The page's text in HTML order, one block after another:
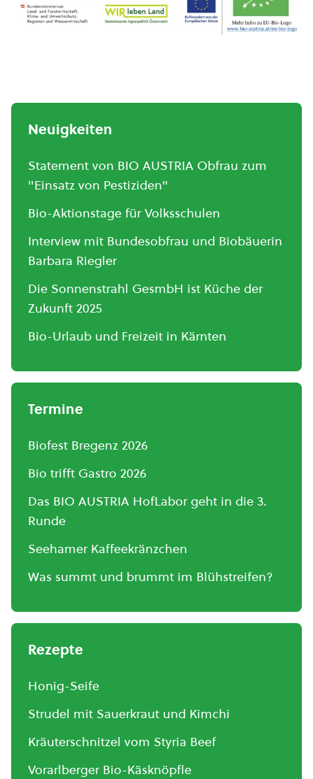
Neuigkeiten
Statement von BIO AUSTRIA Obfrau zum
"Einsatz von Pestiziden"
Bio-Aktionstage für Volksschulen
Interview mit Bundesobfrau und Biobäuerin
Barbara Riegler
Die Sonnenstrahl GesmbH ist Küche der
Zukunft 2025
Bio-Urlaub und Freizeit in Kärnten
Termine
Biofest Bregenz 2026
Bio trifft Gastro 2026
Das BIO AUSTRIA HofLabor geht in die 3.
Runde
Seehamer Kaffeekränzchen
Was summt und brummt im Blühstreifen?
Rezepte
Honig-Seife
Strudel mit Sauerkraut und Kimchi
Kräuterschnitzel vom Styria Beef
Vorarlberger Bio-Käsknöpfle